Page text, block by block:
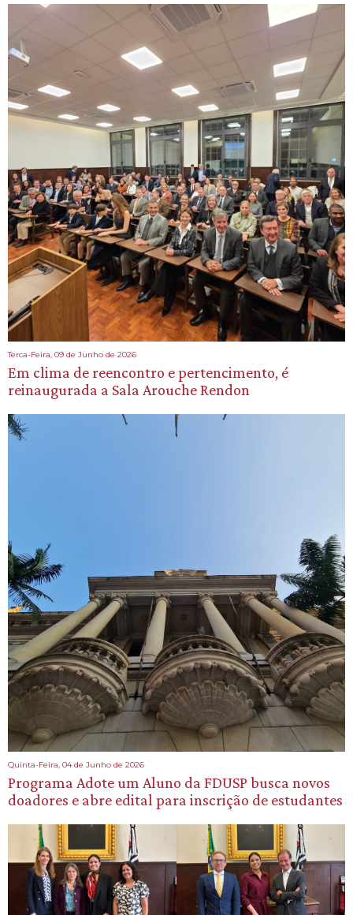
Terca-Feira, 09 de Junho de 2026
Em clima de reencontro e pertencimento, é
reinaugurada a Sala Arouche Rendon
Quinta-Feira, 04 de Junho de 2026
Programa Adote um Aluno da FDUSP busca novos
doadores e abre edital para inscrição de estudantes